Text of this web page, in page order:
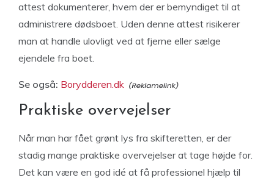
attest dokumenterer, hvem der er bemyndiget til at
administrere dødsboet. Uden denne attest risikerer
man at handle ulovligt ved at fjerne eller sælge
ejendele fra boet.
Se også: Borydderen.dk
Praktiske overvejelser
Når man har fået grønt lys fra skifteretten, er der
stadig mange praktiske overvejelser at tage højde for.
Det kan være en god idé at få professionel hjælp til